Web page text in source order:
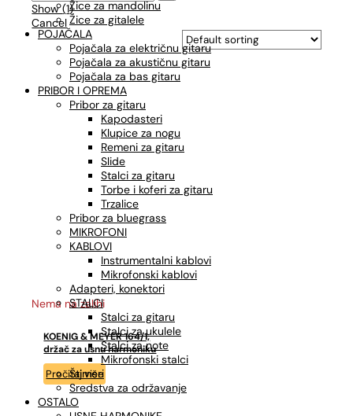
Žice za mandolinu
Žice za gitalele
POJAČALA
Pojačala za električnu gitaru
Pojačala za akustičnu gitaru
Pojačala za bas gitaru
PRIBOR I OPREMA
Pribor za gitaru
Kapodasteri
Klupice za nogu
Remeni za gitaru
Slide
Stalci za gitaru
Torbe i koferi za gitaru
Trzalice
Pribor za bluegrass
MIKROFONI
KABLOVI
Instrumentalni kablovi
Mikrofonski kablovi
Adapteri, konektori
STALCI
Stalci za gitaru
Stalci za ukulele
Stalci za note
Mikrofonski stalci
Štimeri
Sredstva za održavanje
OSTALO
Show(1)
Cancel
Nema na zalihi
KOENIG & MEYER 164/1,
držač za usnu harmoniku
Pročitaj više